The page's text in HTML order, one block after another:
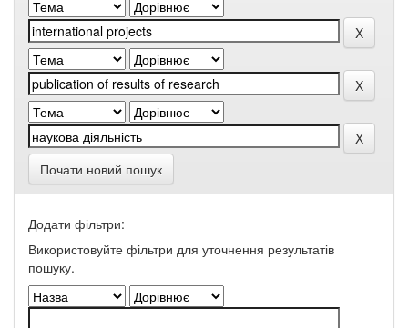
Почати новий пошук
Додати фільтри:
Використовуйте фільтри для уточнення результатів
пошуку.